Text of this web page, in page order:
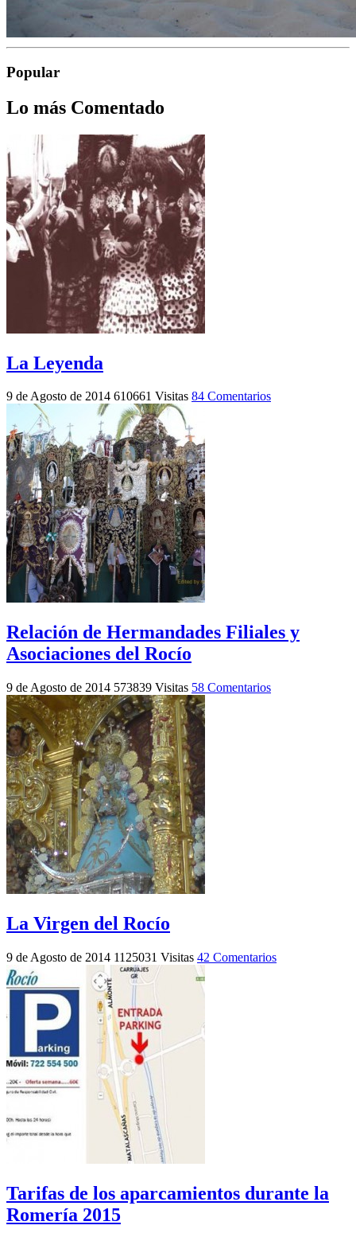
Popular
Lo más Comentado
La Leyenda
9 de Agosto de 2014 610661 Visitas 84 Comentarios
Relación de Hermandades Filiales y
Asociaciones del Rocío
9 de Agosto de 2014 573839 Visitas 58 Comentarios
La Virgen del Rocío
9 de Agosto de 2014 1125031 Visitas 42 Comentarios
Tarifas de los aparcamientos durante la
Romería 2015